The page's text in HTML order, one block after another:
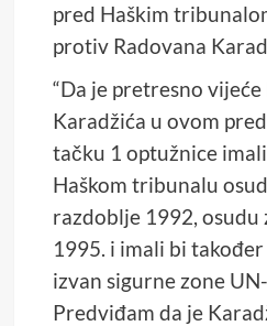
pred Haškim
protiv Radovana
“Da je pretresno vijeće
Karadžića u ovom
tačku 1 optužnice
Haškom tribunalu
razdoblje 1992, osudu
1995. i imali bi
izvan sigurne zone
Predviđam da je